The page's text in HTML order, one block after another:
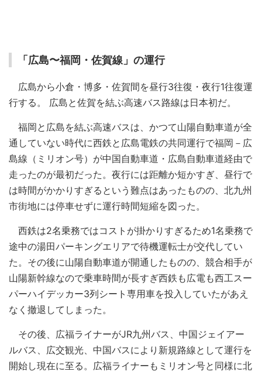
「広島〜福岡・佐賀線」の運行
広島から小倉・博多・佐賀間を昼行3往復・夜行1往復運
行する。 広島と佐賀を結ぶ高速バス路線は日本初だ。
福岡と広島を結ぶ高速バスは、かつて山陽自動車道が全
通していない時代に西鉄と広島電鉄の共同運行で福岡－広
島線（ミリオン号）が中国自動車道・広島自動車道経由で
走ったのが最初だった。夜行には距離か短かすぎ、昼行で
は時間がかかりすぎるという難点はあったものの、北九州
市街地には停車せずに運行時間短縮を図った。
西鉄は2名乗務ではコストが掛かりすぎるため1名乗務で
途中の湯田パーキングエリアで待機運転士が交代してい
た。その後に山陽自動車道が開通したものの、競合相手が
山陽新幹線なので乗車時間が長すぎ西鉄も広電も西工スー
パーハイデッカー3列シート専用車を投入していたがあえ
なく撤退してしまった。
その後、広福ライナーがJR九州バス、中国ジェイアー
ルバス、広交観光、中国バスにより新規路線として運行を
開始し現在に至る。広福ライナーもミリオン号と同様に北